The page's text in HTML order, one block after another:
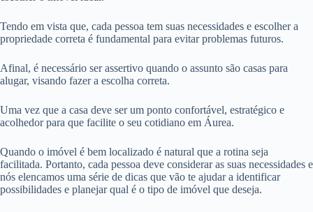
Tendo em vista que, cada pessoa tem suas necessidades e escolher a
propriedade correta é fundamental para evitar problemas futuros.
Afinal, é necessário ser assertivo quando o assunto são casas para
alugar, visando fazer a escolha correta.
Uma vez que a casa deve ser um ponto confortável, estratégico e
acolhedor para que facilite o seu cotidiano em Áurea.
Quando o imóvel é bem localizado é natural que a rotina seja
facilitada. Portanto, cada pessoa deve considerar as suas necessidades e
nós elencamos uma série de dicas que vão te ajudar a identificar
possibilidades e planejar qual é o tipo de imóvel que deseja.